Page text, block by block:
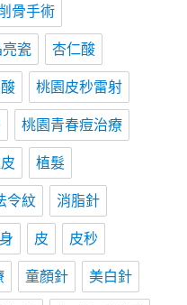
骨手術
亮瓷 杏仁酸
桃園皮秒雷射
桃園青春痘治療
植髮
令紋 消脂針
皮 皮秒
童顏針 美白針